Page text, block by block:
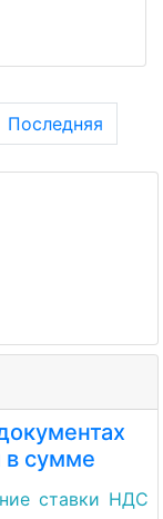
Последняя
в сумме
ставки НДС